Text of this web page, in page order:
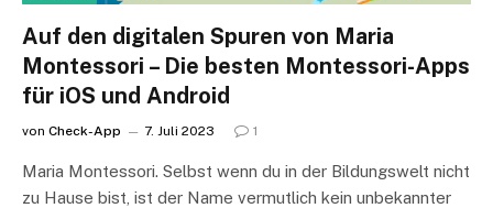
Auf den digitalen Spuren von Maria
Montessori – Die besten Montessori-Apps
für iOS und Android
von Check-App 7. Juli 2023 1
Maria Montessori. Selbst wenn du in der Bildungswelt nicht
zu Hause bist, ist der Name vermutlich kein unbekannter